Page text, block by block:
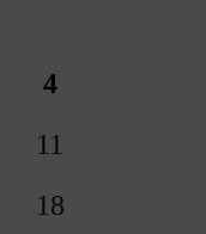
4
11
18